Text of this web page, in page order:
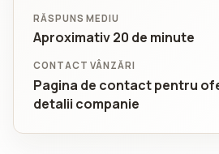
RĂSPUNS MEDIU
Aproximativ 20 de minute
CONTACT VÂNZĂRI
Pagina de contact pentru
detalii companie